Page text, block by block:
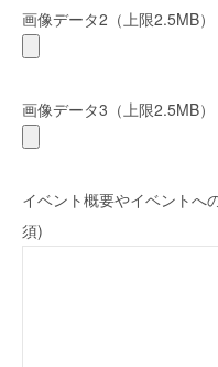
画像データ2（上限2.5MB）
画像データ3（上限2.5MB）
イベント概要やイベントへ
須)